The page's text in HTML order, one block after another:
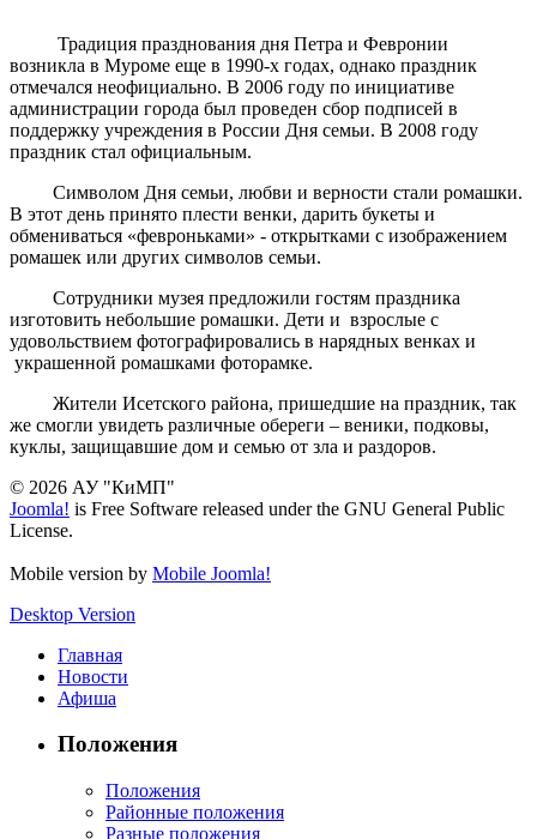
Традиция празднования дня Петра и Февронии
возникла в Муроме еще в 1990-х годах, однако праздник
отмечался неофициально. В 2006 году по инициативе
администрации города был проведен сбор подписей в
поддержку учреждения в России Дня семьи. В 2008 году
праздник стал официальным.
Символом Дня семьи, любви и верности стали ромашки.
В этот день принято плести венки, дарить букеты и
обмениваться «февроньками» - открытками с изображением
ромашек или других символов семьи.
Сотрудники музея предложили гостям праздника
изготовить небольшие ромашки. Дети и взрослые с
удовольствием фотографировались в нарядных венках и
украшенной ромашками фоторамке.
Жители Исетского района, пришедшие на праздник, так
же смогли увидеть различные обереги – веники, подковы,
куклы, защищавшие дом и семью от зла и раздоров.
© 2026 АУ "КиМП"
Joomla! is Free Software released under the GNU General Public
License.
Mobile version by Mobile Joomla!
Desktop Version
Главная
Новости
Афиша
Положения
Положения
Районные положения
Разные положения